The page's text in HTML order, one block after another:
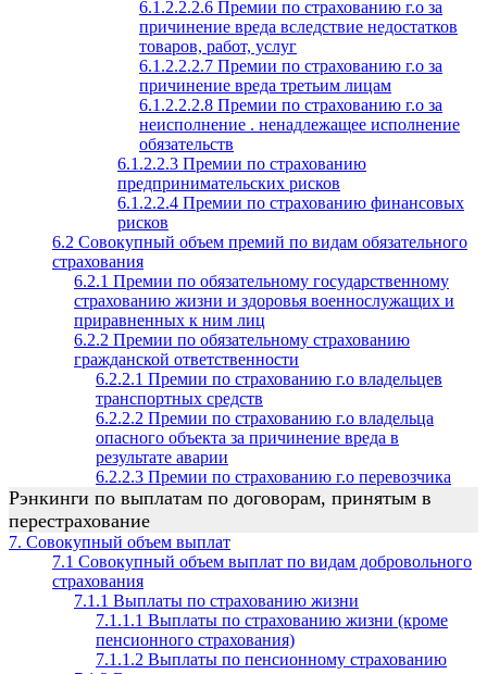
6.1.2.2.2.6 Премии по страхованию г.о за
причинение вреда вследствие недостатков
товаров, работ, услуг
6.1.2.2.2.7 Премии по страхованию г.о за
причинение вреда третьим лицам
6.1.2.2.2.8 Премии по страхованию г.о за
неисполнение . ненадлежащее исполнение
обязательств
6.1.2.2.3 Премии по страхованию
предпринимательских рисков
6.1.2.2.4 Премии по страхованию финансовых
рисков
6.2 Совокупный объем премий по видам обязательного
страхования
6.2.1 Премии по обязательному государственному
страхованию жизни и здоровья военнослужащих и
приравненных к ним лиц
6.2.2 Премии по обязательному страхованию
гражданской ответственности
6.2.2.1 Премии по страхованию г.о владельцев
транспортных средств
6.2.2.2 Премии по страхованию г.о владельца
опасного объекта за причинение вреда в
результате аварии
6.2.2.3 Премии по страхованию г.о перевозчика
Рэнкинги по выплатам по договорам, принятым в
перестрахование
7. Совокупный объем выплат
7.1 Совокупный объем выплат по видам добровольного
страхования
7.1.1 Выплаты по страхованию жизни
7.1.1.1 Выплаты по страхованию жизни (кроме
пенсионного страхования)
7.1.1.2 Выплаты по пенсионному страхованию